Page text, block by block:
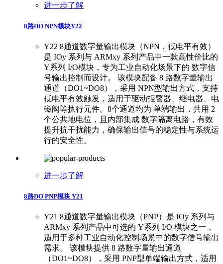
进一步了解
8路DO NPN模块Y22
Y22 8通道数字量输出模块（NPN，低电平有效）
是 IOy 系列与 ARMxy 系列产品中一款高性价比的
Y系列 I/O模块，专为工业自动化场景下的 数字信
号输出控制而设计。 该模块配备 8 路数字量输出
通道（DO1~DO8），采用 NPN型输出方式，支持
低电平有效触发，适用于驱动报警器、继电器、电
磁阀等执行元件。8个通道均为 单端输出，共用 2
个公共地电位，且内部集成 数字隔离电路，有效
提升抗干扰能力，确保输出信号的稳定性与系统运
行的安全性。
进一步了解
8路DO PNP模块 Y21
Y21 8通道数字量输出模块（PNP）是 IOy 系列与
ARMxy 系列产品中可选的 Y系列 I/O 模块之一，
适用于多种工业自动化控制场景中的数字信号输出
需求。 该模块提供 8 路数字量输出通道
（DO1~DO8），采用 PNP型单端输出方式，适用